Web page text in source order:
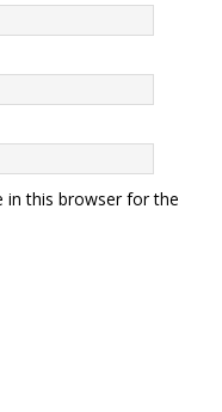
in this browser for the